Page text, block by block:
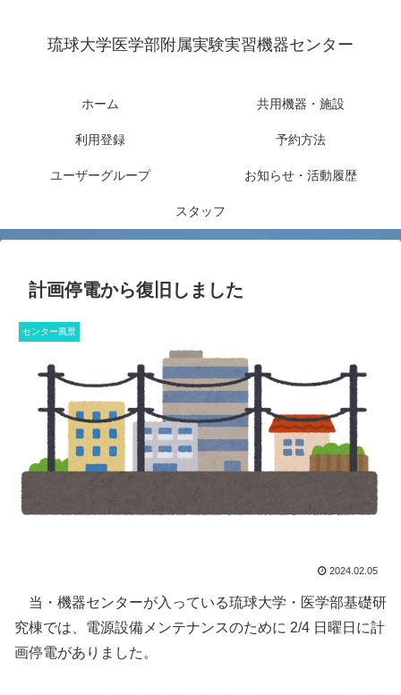
琉球大学医学部附属実験実習機器センター
ホーム 共用機器・施設
利用登録 予約方法
ユーザーグループ お知らせ・活動履歴
スタッフ
計画停電から復旧しました
センター風景
2024.02.05
当・機器センターが入っている琉球大学・医学部基礎研
究棟では、電源設備メンテナンスのために 2/4 日曜日に計
画停電がありました。